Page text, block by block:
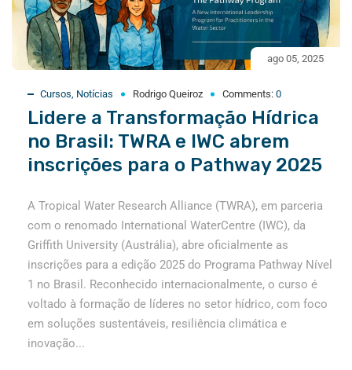
ago 05, 2025
Cursos, Notícias Rodrigo Queiroz Comments: 0
Lidere a Transformação Hídrica
no Brasil: TWRA e IWC abrem
inscrições para o Pathway 2025
A Tropical Water Research Alliance (TWRA), em parceria
com o renomado International WaterCentre (IWC), da
Griffith University (Austrália), abre oficialmente as
inscrições para a edição 2025 do Programa Pathway Nível
1 no Brasil. Reconhecido internacionalmente, o curso é
voltado à formação de líderes no setor hídrico, com foco
em soluções sustentáveis, resiliência climática e
inovação...